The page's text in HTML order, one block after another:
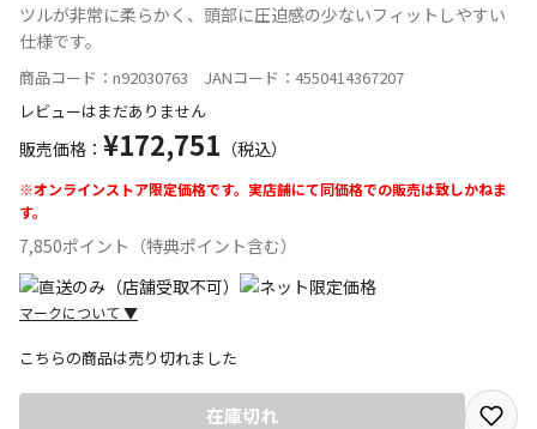
ツルが非常に柔らかく、頭部に圧迫感の少ないフィットしやすい
仕様です。
商品コード：n92030763 JANコード：4550414367207
レビューはまだありません
販売価格： ¥172,751 （税込）
※オンラインストア限定価格です。実店舗にて同価格での販売は致しかねま
す。
7,850ポイント（特典ポイント含む）
マークについて ▼
宅配や店舗受取を選択できる商品です
こちらの商品は売り切れました
在庫切れ